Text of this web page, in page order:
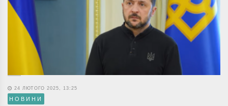
24 ЛЮТОГО 2025, 13:25
НОВИНИ